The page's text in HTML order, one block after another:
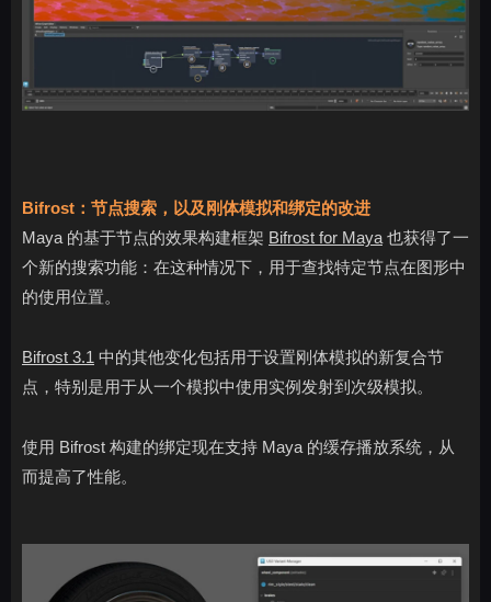
Bifrost：节点搜索，以及刚体模拟和绑定的改进
Maya 的基于节点的效果构建框架 Bifrost for Maya 也获得了一
个新的搜索功能：在这种情况下，用于查找特定节点在图形中
的使用位置。
Bifrost 3.1 中的其他变化包括用于设置刚体模拟的新复合节
点，特别是用于从一个模拟中使用实例发射到次级模拟。
使用 Bifrost 构建的绑定现在支持 Maya 的缓存播放系统，从
而提高了性能。